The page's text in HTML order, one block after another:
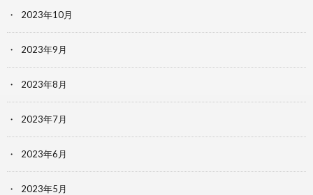
2023年10月
2023年9月
2023年8月
2023年7月
2023年6月
2023年5月